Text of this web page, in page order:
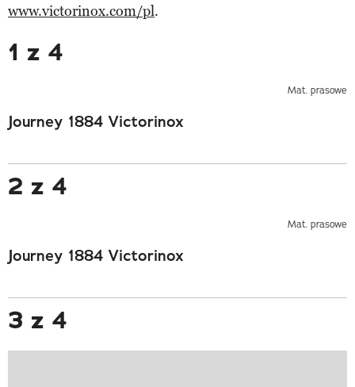
www.victorinox.com/pl.
1 z 4
Mat. prasowe
Journey 1884 Victorinox
2 z 4
Mat. prasowe
Journey 1884 Victorinox
3 z 4